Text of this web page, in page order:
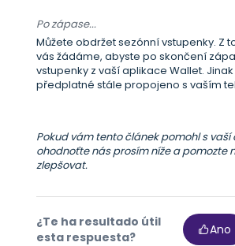
Po zápase...
Můžete obdržet sezónní vstupenky. Z
vás žádáme, abyste po skončení
vstupenky z vaší aplikace Wallet.
předplatné stále propojeno s vaším
Pokud vám tento článek pomohl s vaší
ohodnoťte nás prosím níže a pomozte
zlepšovat.
¿Te ha resultado útil
esta respuesta?
Ano